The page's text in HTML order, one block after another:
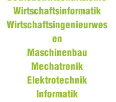
Wirtschaftsinformatik
Wirtschaftsingenieurwes
en
Maschinenbau
Mechatronik
Elektrotechnik
Informatik